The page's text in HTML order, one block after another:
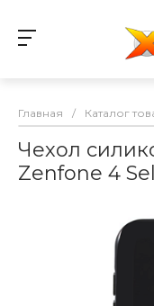
Главная / Каталог
Чехол
Zenfone 4